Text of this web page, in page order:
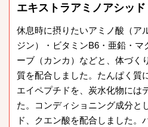
エキストラアミノアシッ
休息時に摂りたいアミノ酸（ア
ジン）・ビタミンB6・亜鉛・マ
ーブ（カンカ）などと、体づく
質を配合しました。たんぱく質
エイペプチドを、炭水化物には
た。コンディショニング成分と
ド、クエン酸を配合しました。